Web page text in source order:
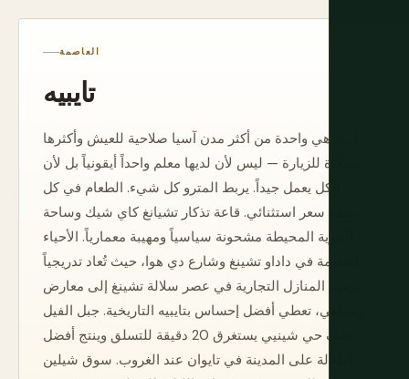
العاصمة
تايبيه
تايبيه هي واحدة من أكثر مدن آسيا صلاحية للعيش وأكثرها
مكافأة للزيارة — ليس لأن لديها معلم واحداً أيقونياً بل لأن
الكل يعمل جيداً. يربط المترو كل شيء. الطعام في كل
نقطة سعر استثنائي. قاعة تذكار تشيانغ كاي شيك وساحة
الحرية المحيطة مشحونة سياسياً ومهيبة معمارياً. الأحياء
القديمة في داداو تشينغ وشارع دي هوا، حيث تُعاد تدريجياً
ترميم المنازل التجارية في عصر سلالة تشينغ إلى معارض
ومقاهي، تعطي أفضل إحساس بتايبيه التاريخية. جبل الفيل
خلف حي شينيي يستغرق 20 دقيقة للتسلق وينتج أفضل
إطلالة على المدينة في تايوان عند الغروب. سوق شيلين